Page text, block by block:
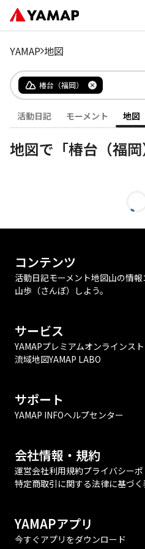
YAMAP 地図
椿台（福岡）
活動日記 モーメント 地図
地図で「椿台（福
コンテンツ
活動日記モーメント地図山の情報
山歩（さんぽ）しよう。
サービス
YAMAPプレミアムオンラインス
流域地図YAMAP LABO
サポート
YAMAP INFOヘルプセンター
会社情報・規約
運営会社利用規約プライバシー
特定商取引に関する法律に基づ
YAMAPアプリ
今すぐアプリをダウンロード